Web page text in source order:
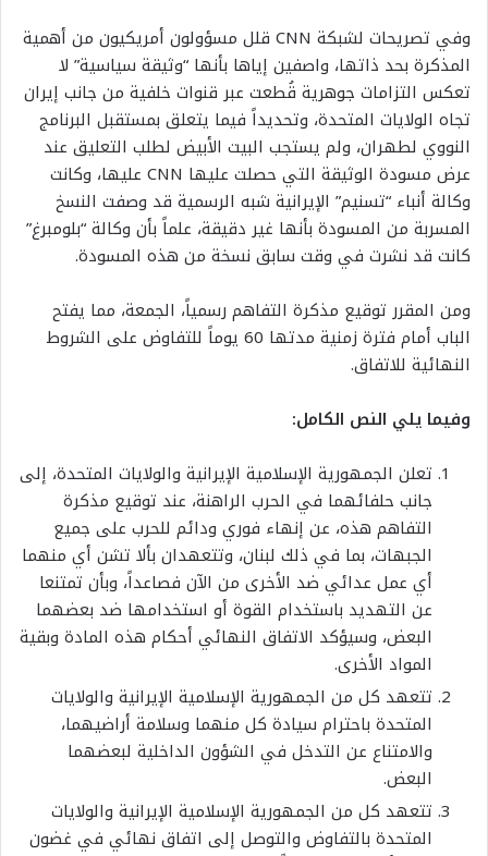
وفي تصريحات لشبكة CNN قلل مسؤولون أمريكيون من أهمية
المذكرة بحد ذاتها، واصفين إياها بأنها “وثيقة سياسية” لا
تعكس التزامات جوهرية قُطعت عبر قنوات خلفية من جانب إيران
تجاه الولايات المتحدة، وتحديداً فيما يتعلق بمستقبل البرنامج
النووي لطهران، ولم يستجب البيت الأبيض لطلب التعليق عند
عرض مسودة الوثيقة التي حصلت عليها CNN عليها، وكانت
وكالة أنباء “تسنيم” الإيرانية شبه الرسمية قد وصفت النسخ
المسربة من المسودة بأنها غير دقيقة، علماً بأن وكالة “بلومبرغ”
كانت قد نشرت في وقت سابق نسخة من هذه المسودة.
ومن المقرر توقيع مذكرة التفاهم رسمياً، الجمعة، مما يفتح
الباب أمام فترة زمنية مدتها 60 يوماً للتفاوض على الشروط
النهائية للاتفاق.
وفيما يلي النص الكامل:
تعلن الجمهورية الإسلامية الإيرانية والولايات المتحدة، إلى
جانب حلفائهما في الحرب الراهنة، عند توقيع مذكرة
التفاهم هذه، عن إنهاء فوري ودائم للحرب على جميع
الجبهات، بما في ذلك لبنان، وتتعهدان بألا تشن أي منهما
أي عمل عدائي ضد الأخرى من الآن فصاعداً، وبأن تمتنعا
عن التهديد باستخدام القوة أو استخدامها ضد بعضهما
البعض، وسيؤكد الاتفاق النهائي أحكام هذه المادة وبقية
المواد الأخرى.
تتعهد كل من الجمهورية الإسلامية الإيرانية والولايات
المتحدة باحترام سيادة كل منهما وسلامة أراضيهما،
والامتناع عن التدخل في الشؤون الداخلية لبعضهما
البعض.
تتعهد كل من الجمهورية الإسلامية الإيرانية والولايات
المتحدة بالتفاوض والتوصل إلى اتفاق نهائي في غضون